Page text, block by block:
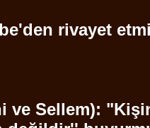
rivayet
ve Sellem):